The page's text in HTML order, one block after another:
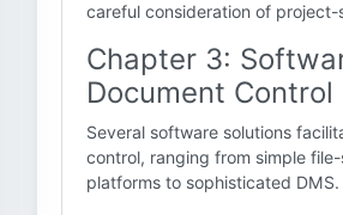
careful consideration of
Chapter 3:
Document Control
Several software solutions
control, ranging from simple
platforms to sophisticated DMS.